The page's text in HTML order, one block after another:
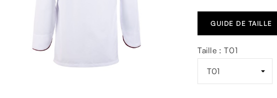
GUIDE DE TAILLE
Taille : T01